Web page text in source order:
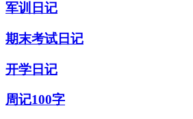
军训日记
期末考试日记
开学日记
周记100字